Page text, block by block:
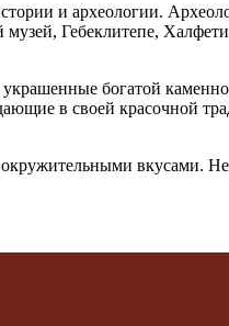
и археологии.
Гебеклитепе,
богатой
в своей красочной
вкусами.